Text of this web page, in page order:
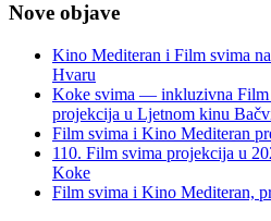
Nove objave
Kino Mediteran i Film svima
Hvaru
Koke svima — inkluzivna Film
projekcija u Ljetnom kinu
Film svima i Kino Mediteran
110. Film svima projekcija u
Koke
Film svima i Kino Mediteran,